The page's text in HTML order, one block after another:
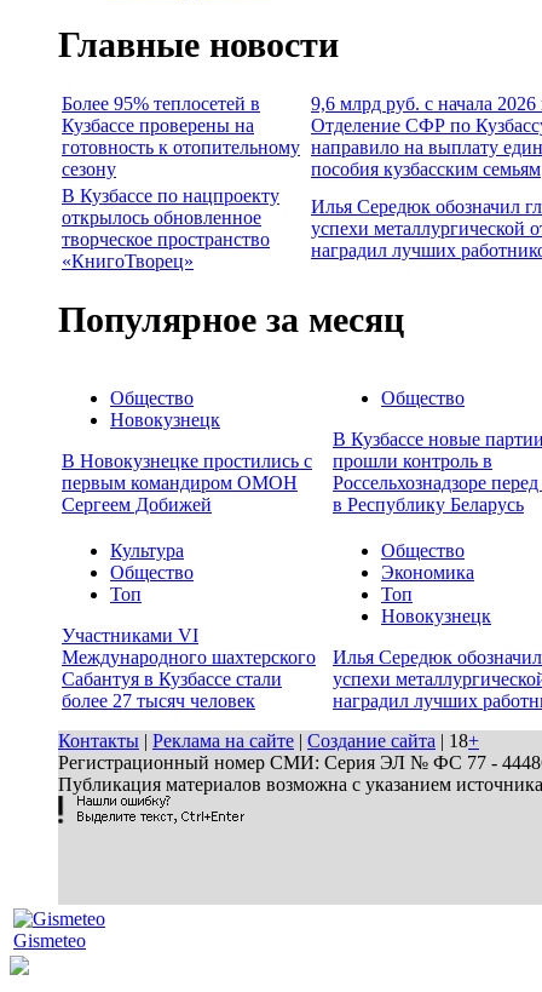
Главные новости
Более 95% теплосетей в
Кузбассе проверены на
готовность к отопительному
сезону
9,6 млрд руб. с начала 2026
Отделение СФР по
направило на выплату
пособия кузбасским семьям
В Кузбассе по нацпроекту
открылось обновленное
творческое пространство
«КнигоТворец»
Илья Середюк обозначил
успехи металлургической
наградил лучших
Популярное за месяц
Общество
Новокузнецк
В Новокузнецке простились с
первым командиром ОМОН
Сергеем Добижей
Общество
В Кузбассе новые
прошли контроль в
Россельхознадзоре
в Республику Беларусь
Культура
Общество
Топ
Участниками VI
Международного шахтерского
Сабантуя в Кузбассе стали
более 27 тысяч человек
Общество
Экономика
Топ
Новокузнецк
Илья Середюк
успехи
наградил лучших
Контакты | Реклама на сайте | Создание сайта | 18+
Регистрационный номер СМИ: Серия ЭЛ № ФС 77 - 44486
Публикация материалов возможна с указанием
Gismeteo